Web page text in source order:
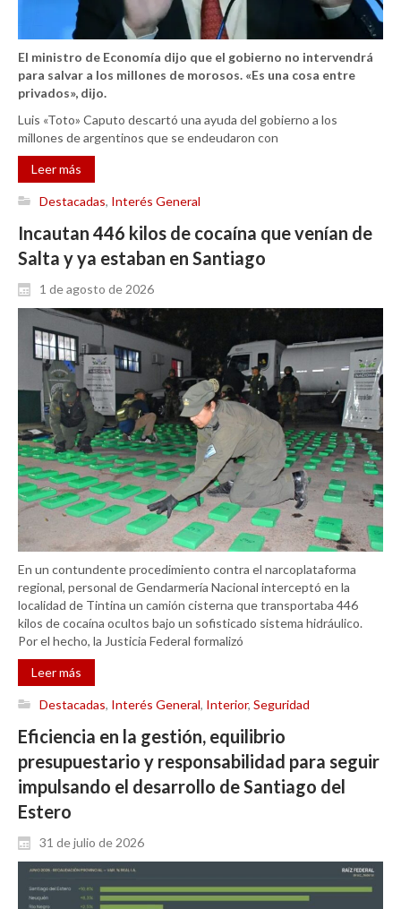
El ministro de Economía dijo que el gobierno no intervendrá
para salvar a los millones de morosos. «Es una cosa entre
privados», dijo.
Luis «Toto» Caputo descartó una ayuda del gobierno a los
millones de argentinos que se endeudaron con
Leer más
Destacadas, Interés General
Incautan 446 kilos de cocaína que venían de
Salta y ya estaban en Santiago
1 de agosto de 2026
En un contundente procedimiento contra el narcoplataforma
regional, personal de Gendarmería Nacional interceptó en la
localidad de Tintina un camión cisterna que transportaba 446
kilos de cocaína ocultos bajo un sofisticado sistema hidráulico.
Por el hecho, la Justicia Federal formalizó
Leer más
Destacadas, Interés General, Interior, Seguridad
Eficiencia en la gestión, equilibrio
presupuestario y responsabilidad para seguir
impulsando el desarrollo de Santiago del
Estero
31 de julio de 2026